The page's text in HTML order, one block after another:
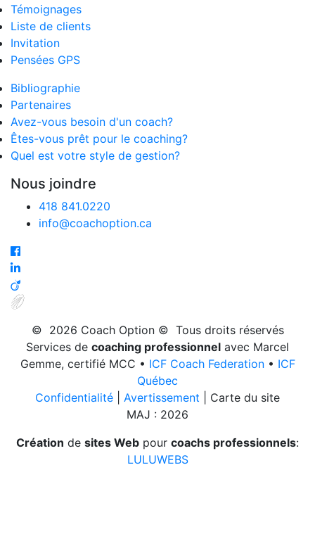
Témoignages
Liste de clients
Invitation
Pensées GPS
Bibliographie
Partenaires
Avez-vous besoin d'un coach?
Êtes-vous prêt pour le coaching?
Quel est votre style de gestion?
Nous joindre
418 841.0220
info@coachoption.ca
© 2026 Coach Option © Tous droits réservés
Services de coaching professionnel avec Marcel
Gemme, certifié MCC • ICF Coach Federation• ICF
Québec
Confidentialité
Avertissement | Carte du site
MAJ : 2026
Création de sites Web pour coachs professionnels:
LULUWEBS